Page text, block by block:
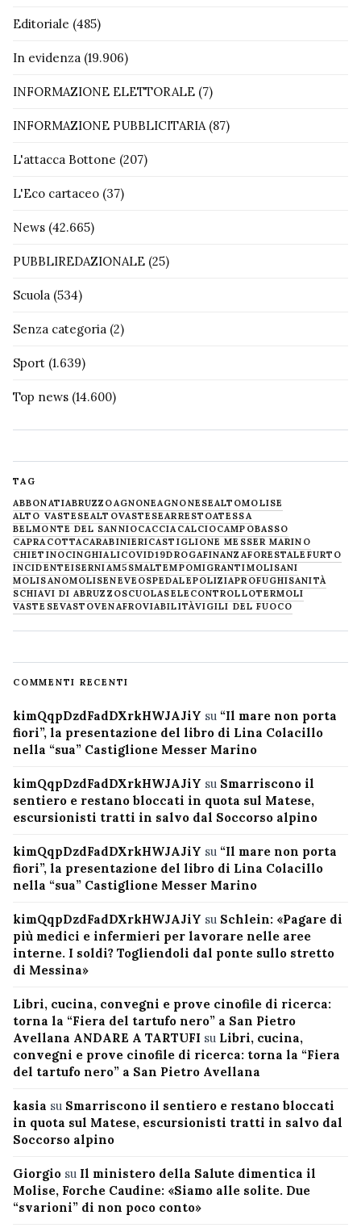
Editoriale (485)
In evidenza (19.906)
INFORMAZIONE ELETTORALE (7)
INFORMAZIONE PUBBLICITARIA (87)
L'attacca Bottone (207)
L'Eco cartaceo (37)
News (42.665)
PUBBLIREDAZIONALE (25)
Scuola (534)
Senza categoria (2)
Sport (1.639)
Top news (14.600)
TAG
ABBONATIABRUZZOAGNONEAGNONESEALTOMOLISE
ALTO VASTESEALTOVASTESEARRESTOATESSA
BELMONTE DEL SANNIOCACCIA CALCIOCAMPOBASSO
CAPRACOTTACARABINIERICASTIGLIONE MESSER MARINO
CHIETINOCINGHIALICOVID19DROGAFINANZAFORESTALE FURTO
INCIDENTEISERNIAM5SMALTEMPOMIGRANTIMOLISANI
MOLISANOMOLISENEVE OSPEDALEPOLIZIAPROFUGHISANITÀ
SCHIAVI DI ABRUZZOSCUOLASELECONTROLLOTERMOLI
VASTESEVASTOVENAFROVIABILITÀVIGILI DEL FUOCO
COMMENTI RECENTI
kimQqpDzdFadDXrkHWJAJiY su “Il mare non porta
fiori”, la presentazione del libro di Lina Colacillo
nella “sua” Castiglione Messer Marino
kimQqpDzdFadDXrkHWJAJiY su Smarriscono il
sentiero e restano bloccati in quota sul Matese,
escursionisti tratti in salvo dal Soccorso alpino
kimQqpDzdFadDXrkHWJAJiY su “Il mare non porta
fiori”, la presentazione del libro di Lina Colacillo
nella “sua” Castiglione Messer Marino
kimQqpDzdFadDXrkHWJAJiY su Schlein: «Pagare di
più medici e infermieri per lavorare nelle aree
interne. I soldi? Togliendoli dal ponte sullo stretto
di Messina»
Libri, cucina, convegni e prove cinofile di ricerca:
torna la “Fiera del tartufo nero” a San Pietro
Avellana ANDARE A TARTUFI su Libri, cucina,
convegni e prove cinofile di ricerca: torna la “Fiera
del tartufo nero” a San Pietro Avellana
kasia su Smarriscono il sentiero e restano bloccati
in quota sul Matese, escursionisti tratti in salvo dal
Soccorso alpino
Giorgio su Il ministero della Salute dimentica il
Molise, Forche Caudine: «Siamo alle solite. Due
“svarioni” di non poco conto»